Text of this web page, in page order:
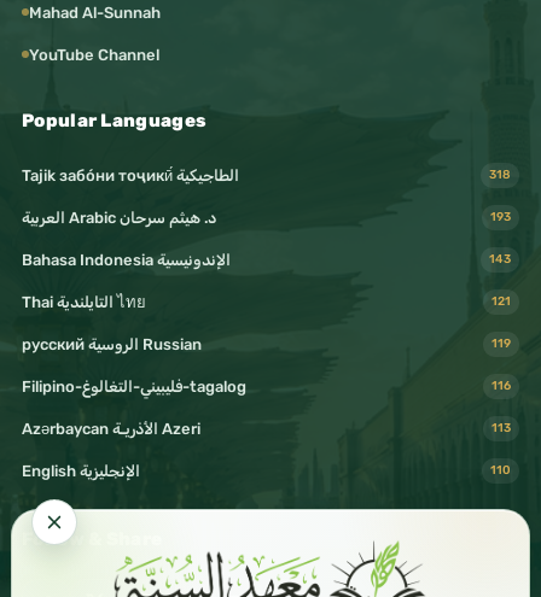
Mahad Al-Sunnah
YouTube Channel
Popular Languages
Tajik забо́ни тоҷикӣ́ الطاجيكية 318
د. هيثم سرحان Arabic العربية 193
Bahasa Indonesia الإندونيسية 143
Thai التايلندية ไทย 121
русский الروسية Russian 119
Filipino-فليبيني-التغالوغ-tagalog 116
Azərbaycan الأذريـة Azeri 113
English الإنجليزية 110
Follow & Share